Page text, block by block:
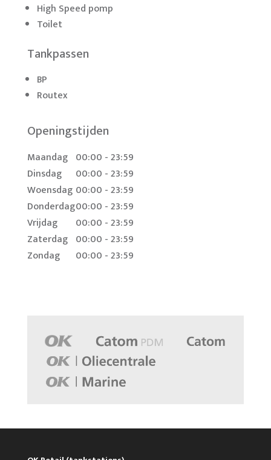
High Speed pomp
Toilet
Tankpassen
BP
Routex
Openingstijden
Maandag 00:00 - 23:59
Dinsdag
00:00 - 23:59
Woensdag 00:00 - 23:59
Donderdag00:00 - 23:59
Vrijdag
00:00 - 23:59
Zaterdag 00:00 - 23:59
Zondag
00:00 - 23:59